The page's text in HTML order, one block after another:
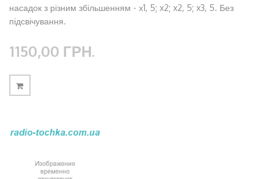
насадок з різним збільшенням - х1, 5; x2; x2, 5; x3, 5. Без
підсвічування.
1150,00 ГРН.